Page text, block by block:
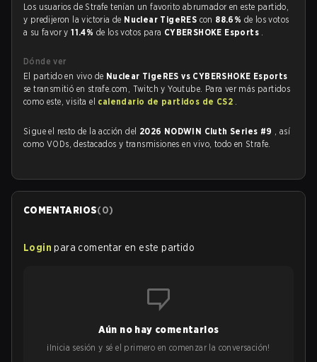
Los usuarios de Strafe tenían un favorito abrumador en este partido,
y predijeron la victoria de Nuclear TigeRES con 88.6% de los votos
a su favor y11.4% de los votos para CYBERSHOKE Esports .
Dónde ver
El partido en vivo de Nuclear TigeRES vs CYBERSHOKE Esports
se transmitió en strafe.com, Twitch y Youtube. Para ver más partidos
como este, visita el calendario de partidos de CS2 .
Sigue el resto de la acción del 2026 NODWIN Cluth Series #9 , así
como VODs, destacados y transmisiones en vivo, todo en Strafe.
COMENTARIOS(0)
Login para comentar en este partido
Aún no hay comentarios
¡Inicia sesión y sé el primero en comenzar la conversación!